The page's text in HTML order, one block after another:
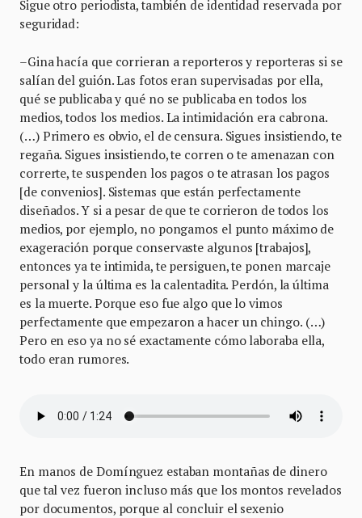
Sigue otro periodista, también de identidad reservada por
seguridad:
–Gina hacía que corrieran a reporteros y reporteras si se
salían del guión. Las fotos eran supervisadas por ella,
qué se publicaba y qué no se publicaba en todos los
medios, todos los medios. La intimidación era cabrona.
(…) Primero es obvio, el de censura. Sigues insistiendo, te
regaña. Sigues insistiendo, te corren o te amenazan con
correrte, te suspenden los pagos o te atrasan los pagos
[de convenios]. Sistemas que están perfectamente
diseñados. Y si a pesar de que te corrieron de todos los
medios, por ejemplo, no pongamos el punto máximo de
exageración porque conservaste algunos [trabajos],
entonces ya te intimida, te persiguen, te ponen marcaje
personal y la última es la calentadita. Perdón, la última
es la muerte. Porque eso fue algo que lo vimos
perfectamente que empezaron a hacer un chingo. (…)
Pero en eso ya no sé exactamente cómo laboraba ella,
todo eran rumores.
En manos de Domínguez estaban montañas de dinero
que tal vez fueron incluso más que los montos revelados
por documentos, porque al concluir el sexenio